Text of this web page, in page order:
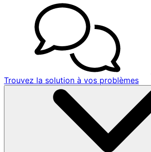
Trouvez la solution à vos problèmes